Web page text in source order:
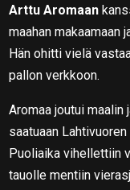
Arttu Aromaan
maahan makaamaan
Hän ohitti vielä
pallon verkkoon.
Aromaa joutui
saatuaan
Puoliaika vihellettiin
tauolle mentiin